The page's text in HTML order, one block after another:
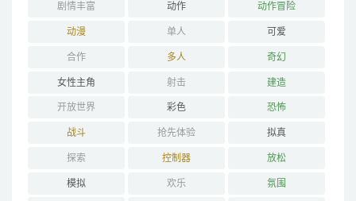
剧情丰富 动作 动作冒险
动漫 单人 可爱
合作 多人 奇幻
女性主角 射击 建造
开放世界 彩色 恐怖
战斗 抢先体验 拟真
探索 控制器 放松
模拟 欢乐 氛围